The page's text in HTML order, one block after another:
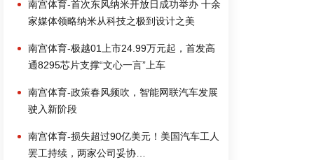
南宫体育-首次东风纳米开放日成功举办 十余
家媒体领略纳米从科技之极到设计之美
南宫体育-极越01上市24.99万元起，首发高
通8295芯片支撑“文心一言”上车
南宫体育-政策春风频吹，智能网联汽车发展
驶入新阶段
南宫体育-损失超过90亿美元！美国汽车工人
罢工持续，两家公司妥协…